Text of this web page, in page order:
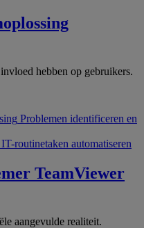
hebben op gebruikers.
Problemen identificeren en
IT-routinetaken automatiseren
TeamViewer
aangevulde realiteit.